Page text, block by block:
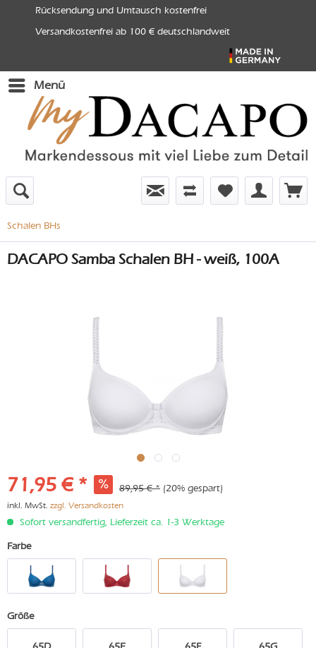
Rücksendung und Umtausch kostenfrei
Versandkostenfrei ab 100 € deutschlandweit
Menü
Schalen BHs
DACAPO Samba Schalen BH - weiß, 100A
71,95 € * 89,95 € * (20% gespart)
inkl. MwSt. zzgl. Versandkosten
Sofort versandfertig, Lieferzeit ca. 1-3 Werktage
Farbe
Größe